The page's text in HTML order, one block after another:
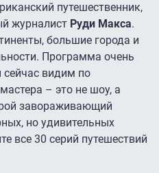
путешественник,
журналист Руди Макса.
большие города и
Программа очень
сейчас видим по
– это не шоу, а
завораживающий
но удивительных
все 30 серий путешествий